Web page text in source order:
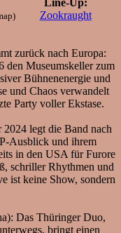
Zookraught
zurück nach Europa:
Museumskeller zum
Bühnenenergie und
und Chaos verwandelt
Party voller Ekstase.
legt die Band nach
Ausblick und ihrem
in den USA für Furore
schriller Rhythmen und
ist keine Show, sondern
Das Thüringer Duo,
bringt einen